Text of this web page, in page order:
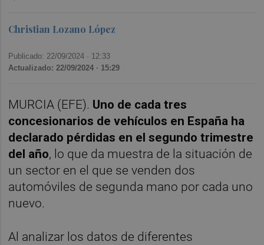
Christian Lozano López
Publicado: 22/09/2024 · 12:33
Actualizado: 22/09/2024 · 15:29
MURCIA (EFE). Uno de cada tres
concesionarios de vehículos en España ha
declarado pérdidas en el segundo trimestre
del año, lo que da muestra de la situación de
un sector en el que se venden dos
automóviles de segunda mano por cada uno
nuevo.
Al analizar los datos de diferentes